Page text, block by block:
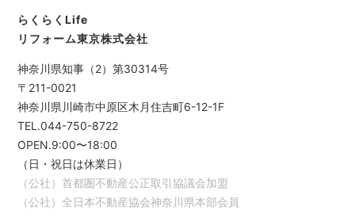
らくらくLife
リフォーム東京株式会社
神奈川県知事（2）第30314号
〒211-0021
神奈川県川崎市中原区木月住吉町6-12-1F
TEL.044-750-8722
OPEN.9:00〜18:00
（日・祝日は休業日）
（公社）首都圏不動産公正取引協議会加盟
（公社）全日本不動産協会神奈川県本部会員